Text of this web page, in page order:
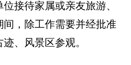
接待家属或亲友旅游、
间，除工作需要并经批准
、风景区参观。